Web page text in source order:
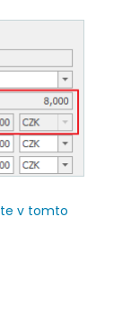
v tomto